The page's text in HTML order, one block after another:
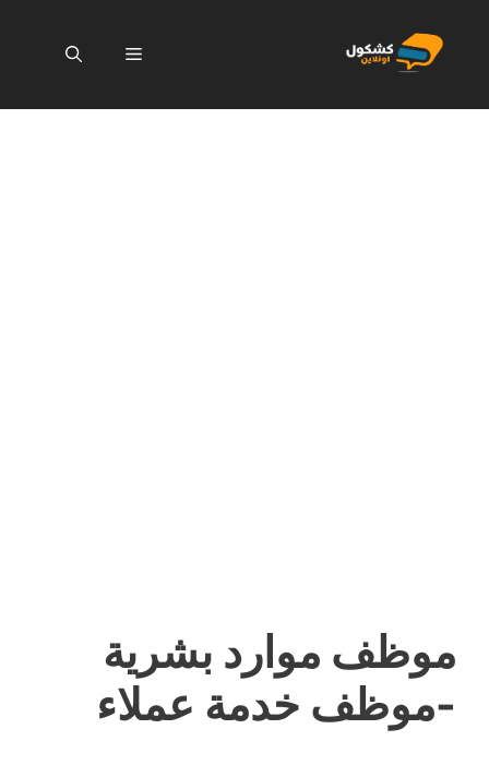
المحتوى
القائمة
موظف موارد بشرية
-موظف خدمة عملاء